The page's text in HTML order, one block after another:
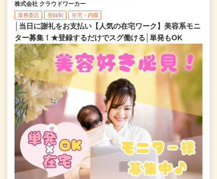
株式会社 クラウドワーカー
業務委託 登録制 在宅・内職
│当日に謝礼をお支払い【人気の在宅ワーク】美容系モニ
ター募集！★登録するだけでスグ働ける│単発もOK